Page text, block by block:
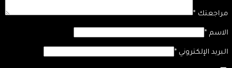
مراجعتك *
الاسم *
البريد الإلكتروني *